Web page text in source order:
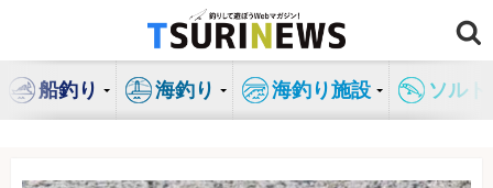
ン
船釣り 海釣り 海釣り施設 ソル